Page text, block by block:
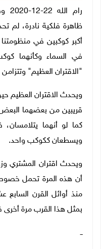
أكبر كوكبين في
في السماء وكأنهما
"الاقتران العظيم"
ويحدث الاقتران العظيم
قريبين من بعضهما
كما لو أنهما يتلامسان،
ويسطعان ككوكب واحد.
منذ أوائل القرن
بمثل هذا القرب مرة أخرى في
ــ